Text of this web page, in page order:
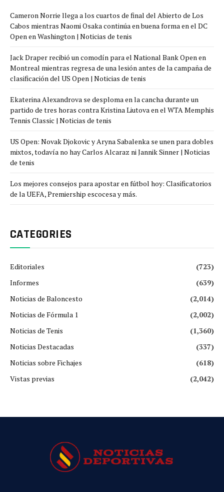
Cameron Norrie llega a los cuartos de final del Abierto de Los
Cabos mientras Naomi Osaka continúa en buena forma en el DC
Open en Washington | Noticias de tenis
Jack Draper recibió un comodín para el National Bank Open en
Montreal mientras regresa de una lesión antes de la campaña de
clasificación del US Open | Noticias de tenis
Ekaterina Alexandrova se desploma en la cancha durante un
partido de tres horas contra Kristina Liutova en el WTA Memphis
Tennis Classic | Noticias de tenis
US Open: Novak Djokovic y Aryna Sabalenka se unen para dobles
mixtos, todavía no hay Carlos Alcaraz ni Jannik Sinner | Noticias
de tenis
Los mejores consejos para apostar en fútbol hoy: Clasificatorios
de la UEFA, Premiership escocesa y más.
CATEGORIES
Editoriales
(723)
Informes
(639)
Noticias de Baloncesto
(2,014)
Noticias de Fórmula 1
(2,002)
Noticias de Tenis
(1,360)
Noticias Destacadas
(337)
Noticias sobre Fichajes
(618)
Vistas previas
(2,042)